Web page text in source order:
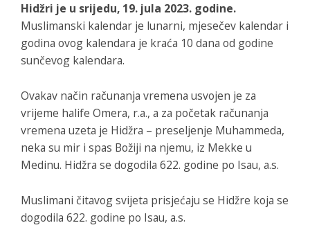
Hidžri je u srijedu, 19. jula 2023. godine.
Muslimanski kalendar je lunarni, mjesečev kalendar i
godina ovog kalendara je kraća 10 dana od godine
sunčevog kalendara.
Ovakav način računanja vremena usvojen je za
vrijeme halife Omera, r.a., a za početak računanja
vremena uzeta je Hidžra – preseljenje Muhammeda,
neka su mir i spas Božiji na njemu, iz Mekke u
Medinu. Hidžra se dogodila 622. godine po Isau, a.s.
Muslimani čitavog svijeta prisjećaju se Hidžre koja se
dogodila 622. godine po Isau, a.s.